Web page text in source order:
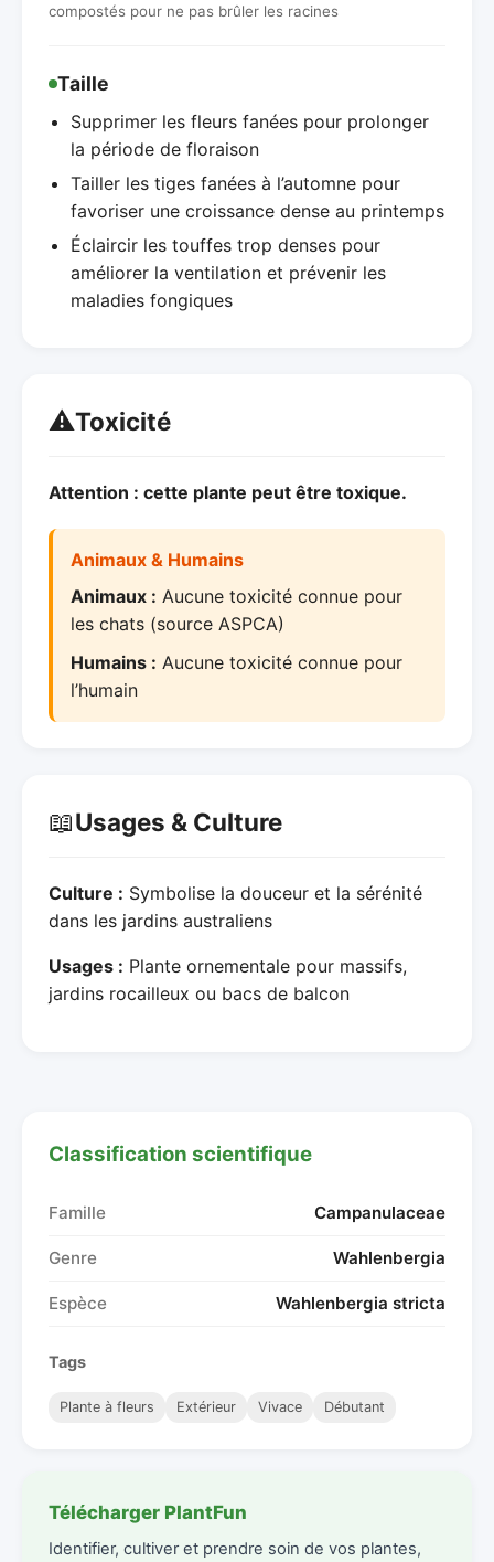
compostés pour ne pas brûler les racines
Taille
Supprimer les fleurs fanées pour prolonger
la période de floraison
Tailler les tiges fanées à l’automne pour
favoriser une croissance dense au printemps
Éclaircir les touffes trop denses pour
améliorer la ventilation et prévenir les
maladies fongiques
⚠️Toxicité
Attention : cette plante peut être toxique.
Animaux & Humains
Animaux : Aucune toxicité connue pour
les chats (source ASPCA)
Humains : Aucune toxicité connue pour
l’humain
📖Usages & Culture
Culture : Symbolise la douceur et la sérénité
dans les jardins australiens
Usages : Plante ornementale pour massifs,
jardins rocailleux ou bacs de balcon
Classification scientifique
Famille Campanulaceae
Genre Wahlenbergia
Espèce Wahlenbergia stricta
Tags
Plante à fleurs Extérieur Vivace Débutant
Télécharger PlantFun
Identifier, cultiver et prendre soin de vos plantes,